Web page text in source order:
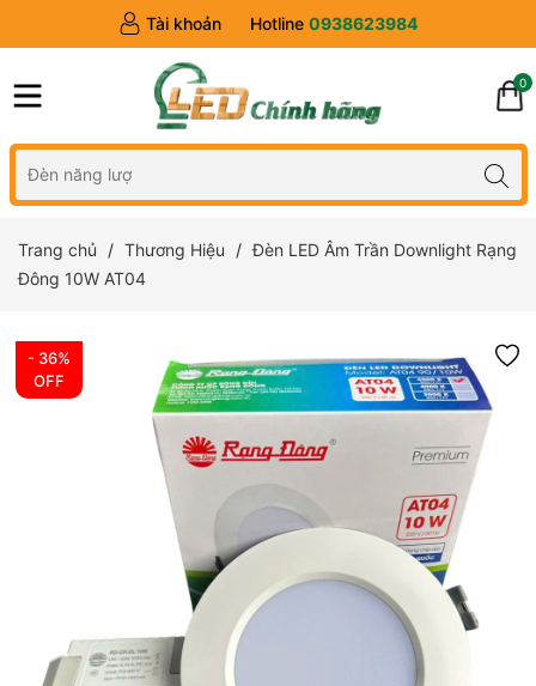
Tài khoản Hotline 0938623984
0
Trang chủ Thương Hiệu
Đèn LED Âm Trần Downlight Rạng
Đông 10W AT04
- 36%
OFF